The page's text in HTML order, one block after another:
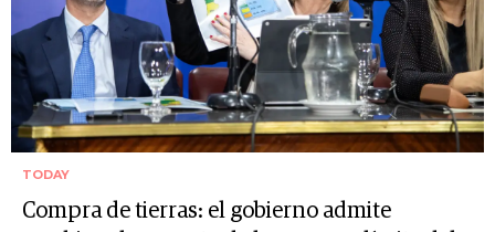
TODAY
Compra de tierras: el gobierno admite